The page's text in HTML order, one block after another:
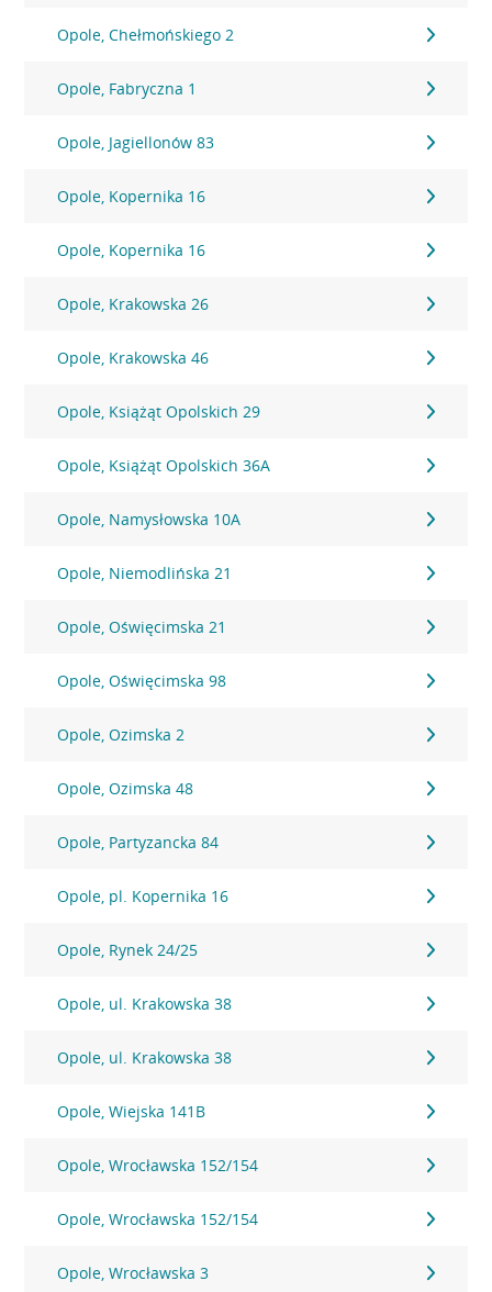
Opole, Chełmońskiego 2
Opole, Fabryczna 1
Opole, Jagiellonów 83
Opole, Kopernika 16
Opole, Kopernika 16
Opole, Krakowska 26
Opole, Krakowska 46
Opole, Książąt Opolskich 29
Opole, Książąt Opolskich 36A
Opole, Namysłowska 10A
Opole, Niemodlińska 21
Opole, Oświęcimska 21
Opole, Oświęcimska 98
Opole, Ozimska 2
Opole, Ozimska 48
Opole, Partyzancka 84
Opole, pl. Kopernika 16
Opole, Rynek 24/25
Opole, ul. Krakowska 38
Opole, ul. Krakowska 38
Opole, Wiejska 141B
Opole, Wrocławska 152/154
Opole, Wrocławska 152/154
Opole, Wrocławska 3